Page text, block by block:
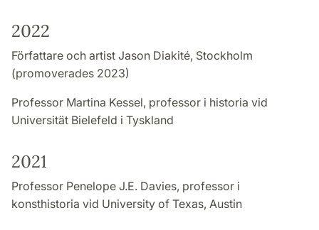
2022
Författare och artist Jason Diakité, Stockholm
(promoverades 2023)
Professor Martina Kessel, professor i historia vid
Universität Bielefeld i Tyskland
2021
Professor Penelope J.E. Davies, professor i
konsthistoria vid University of Texas, Austin